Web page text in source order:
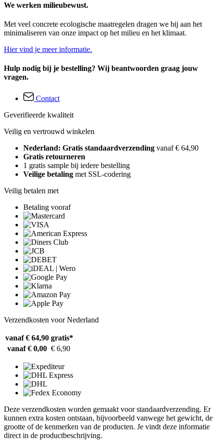
We werken milieubewust.
Met veel concrete ecologische maatregelen dragen we bij aan het
minimaliseren van onze impact op het milieu en het klimaat.
Hier vind je meer informatie.
Hulp nodig bij je bestelling? Wij beantwoorden graag jouw
vragen.
Contact
Geverifieerde kwaliteit
Veilig en vertrouwd winkelen
Nederland: Gratis standaardverzending vanaf € 64,90
Gratis retourneren
1 gratis sample bij iedere bestelling
Veilige betaling met SSL-codering
Veilig betalen met
Betaling vooraf
Verzendkosten voor Nederland
vanaf € 64,90 gratis*
vanaf € 0,00 € 6,90
Deze verzendkosten worden gemaakt voor standaardverzending. Er
kunnen extra kosten ontstaan, bijvoorbeeld vanwege het gewicht, de
grootte of de kenmerken van de producten. Je vindt deze informatie
direct in de productbeschrijving.